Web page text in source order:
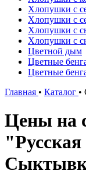
Хлопушки с
Хлопушки с
Хлопушки с
Хлопушки с
Цветной дым
Цветные
Цветные
Главная • Каталог •
Цены на